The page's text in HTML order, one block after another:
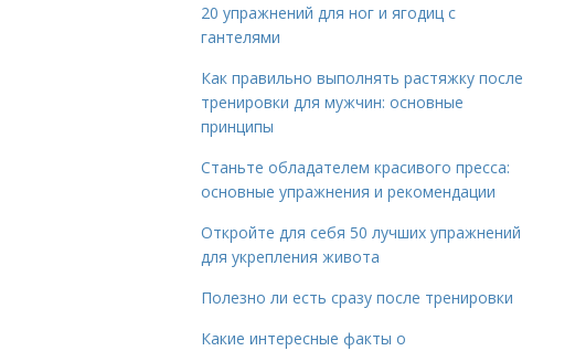
20 упражнений для ног и ягодиц с
гантелями
Как правильно выполнять растяжку после
тренировки для мужчин: основные
принципы
Станьте обладателем красивого пресса:
основные упражнения и рекомендации
Откройте для себя 50 лучших упражнений
для укрепления живота
Полезно ли есть сразу после тренировки
Какие интересные факты о